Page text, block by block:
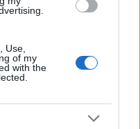
Use,
of my
with the
και Ενεργειακών
και Διατροφής,
Τεχνολογίας Δασικών
τη Λαμία).
σε σημαντικό βαθμό το